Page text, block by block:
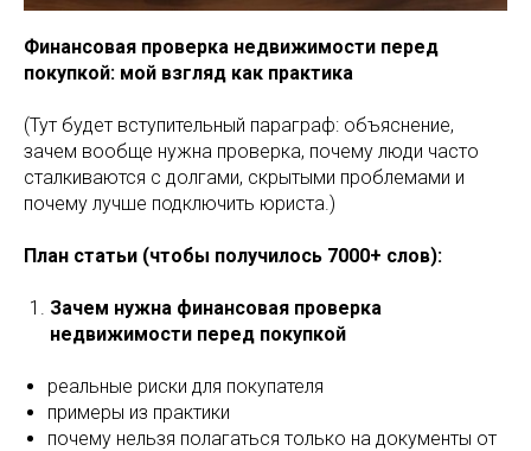
Финансовая проверка недвижимости перед
покупкой: мой взгляд как практика
(Тут будет вступительный параграф: объяснение,
зачем вообще нужна проверка, почему люди часто
сталкиваются с долгами, скрытыми проблемами и
почему лучше подключить юриста.)
План статьи (чтобы получилось 7000+ слов):
Зачем нужна финансовая проверка
недвижимости перед покупкой
реальные риски для покупателя
примеры из практики
почему нельзя полагаться только на документы от